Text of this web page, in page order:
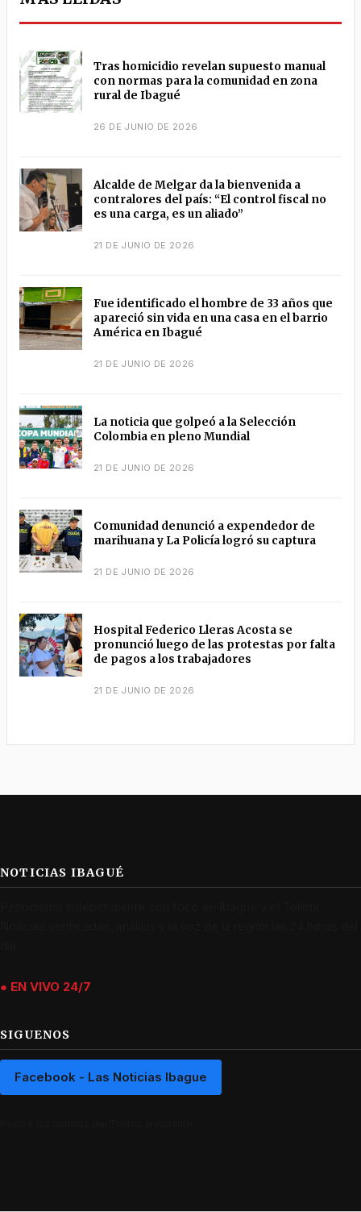
Tras homicidio revelan supuesto manual
con normas para la comunidad en zona
rural de Ibagué
26 DE JUNIO DE 2026
Alcalde de Melgar da la bienvenida a
contralores del país: “El control fiscal no
es una carga, es un aliado”
21 DE JUNIO DE 2026
Fue identificado el hombre de 33 años que
apareció sin vida en una casa en el barrio
América en Ibagué
21 DE JUNIO DE 2026
La noticia que golpeó a la Selección
Colombia en pleno Mundial
21 DE JUNIO DE 2026
Comunidad denunció a expendedor de
marihuana y La Policía logró su captura
21 DE JUNIO DE 2026
Hospital Federico Lleras Acosta se
pronunció luego de las protestas por falta
de pagos a los trabajadores
21 DE JUNIO DE 2026
NOTICIAS IBAGUÉ
● EN VIVO 24/7
SIGUENOS
Facebook - Las Noticias Ibague